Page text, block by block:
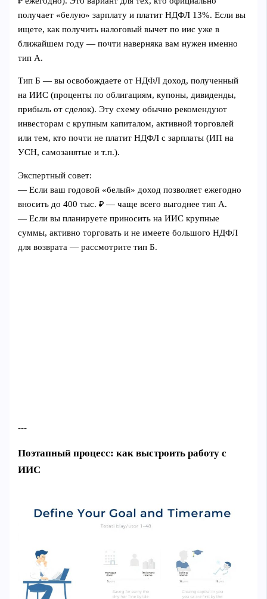
получает «белую» зарплату и платит НДФЛ 13%. Если вы
ищете, как получить налоговый вычет по иис уже в
ближайшем году — почти наверняка вам нужен именно
тип А.
Тип Б — вы освобождаете от НДФЛ доход, полученный
на ИИС (проценты по облигациям, купоны, дивиденды,
прибыль от сделок). Эту схему обычно рекомендуют
инвесторам с крупным капиталом, активной торговлей
или тем, кто почти не платит НДФЛ с зарплаты (ИП на
УСН, самозанятые и т.п.).
Экспертный совет:
— Если ваш годовой «белый» доход позволяет ежегодно
вносить до 400 тыс. ₽ — чаще всего выгоднее тип А.
— Если вы планируете приносить на ИИС крупные
суммы, активно торговать и не имеете большого НДФЛ
для возврата — рассмотрите тип Б.
---
Поэтапный процесс: как выстроить работу с
ИИС